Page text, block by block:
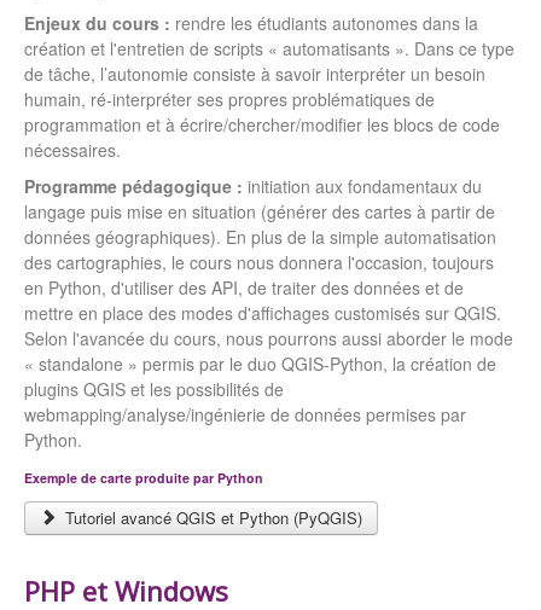
Enjeux du cours : rendre les étudiants autonomes dans la
création et l'entretien de scripts « automatisants ». Dans ce type
de tâche, l’autonomie consiste à savoir interpréter un besoin
humain, ré-interpréter ses propres problématiques de
programmation et à écrire/chercher/modifier les blocs de code
nécessaires.
Programme pédagogique : initiation aux fondamentaux du
langage puis mise en situation (générer des cartes à partir de
données géographiques). En plus de la simple automatisation
des cartographies, le cours nous donnera l'occasion, toujours
en Python, d'utiliser des API, de traiter des données et de
mettre en place des modes d'affichages customisés sur QGIS.
Selon l'avancée du cours, nous pourrons aussi aborder le mode
« standalone » permis par le duo QGIS-Python, la création de
plugins QGIS et les possibilités de
webmapping/analyse/ingénierie de données permises par
Python.
Exemple de carte produite par Python
Tutoriel avancé QGIS et Python (PyQGIS)
PHP et Windows